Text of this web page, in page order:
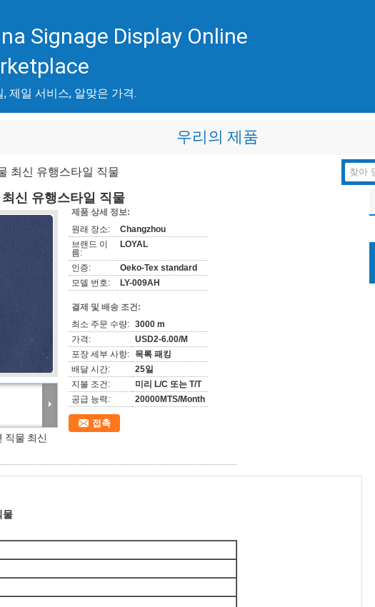
Signage Display Online
, 제일 서비스, 알맞은 가격.
우리의 제품
최신 유행스타일 직물
신 유행스타일 직물
직물 최신
제품 상세 정보:
원래 장소:
Changzhou
브랜드 이
름:
LOYAL
인증:
Oeko-Tex standard
모델 번호:
LY-009AH
결제 및 배송 조건:
최소 주문 수량: 3000 m
가격:
USD2-6.00/M
포장 세부 사항:
목록 패킹
배달 시간:
25일
지불 조건:
미리 L/C 또는 T/T
공급 능력:
20000MTS/Month
접촉
물